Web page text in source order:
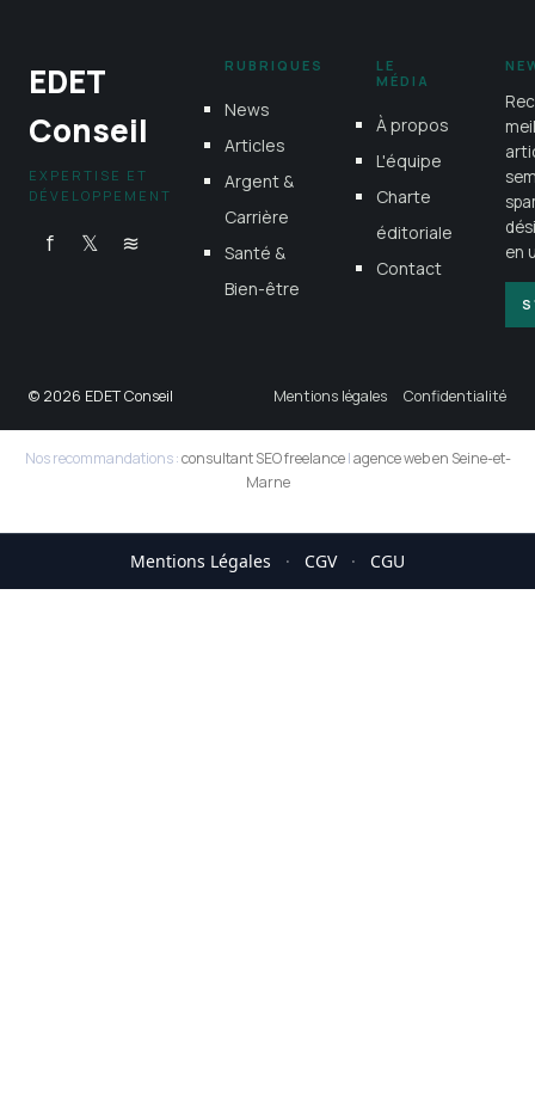
EDET
Conseil
EXPERTISE ET
DÉVELOPPEMENT
f 𝕏 ≋
RUBRIQUES
News
Articles
Argent &
Carrière
Santé &
Bien-être
LE
MÉDIA
À propos
L'équipe
Charte
éditoriale
Contact
en
© 2026 EDET Conseil Mentions légales Confidentialité
Nos recommandations :consultant SEO freelance|agence web en Seine-et-
Marne
Mentions Légales · CGV · CGU